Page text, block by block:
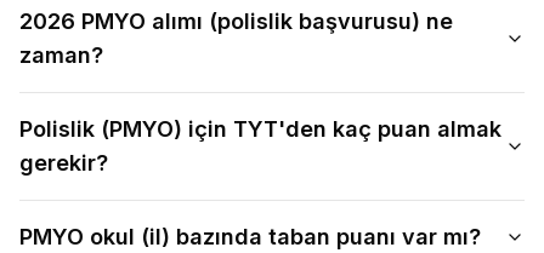
2026 PMYO alımı (polislik başvurusu) ne
zaman?
Polislik (PMYO) için TYT'den kaç puan almak
gerekir?
PMYO okul (il) bazında taban puanı var mı?